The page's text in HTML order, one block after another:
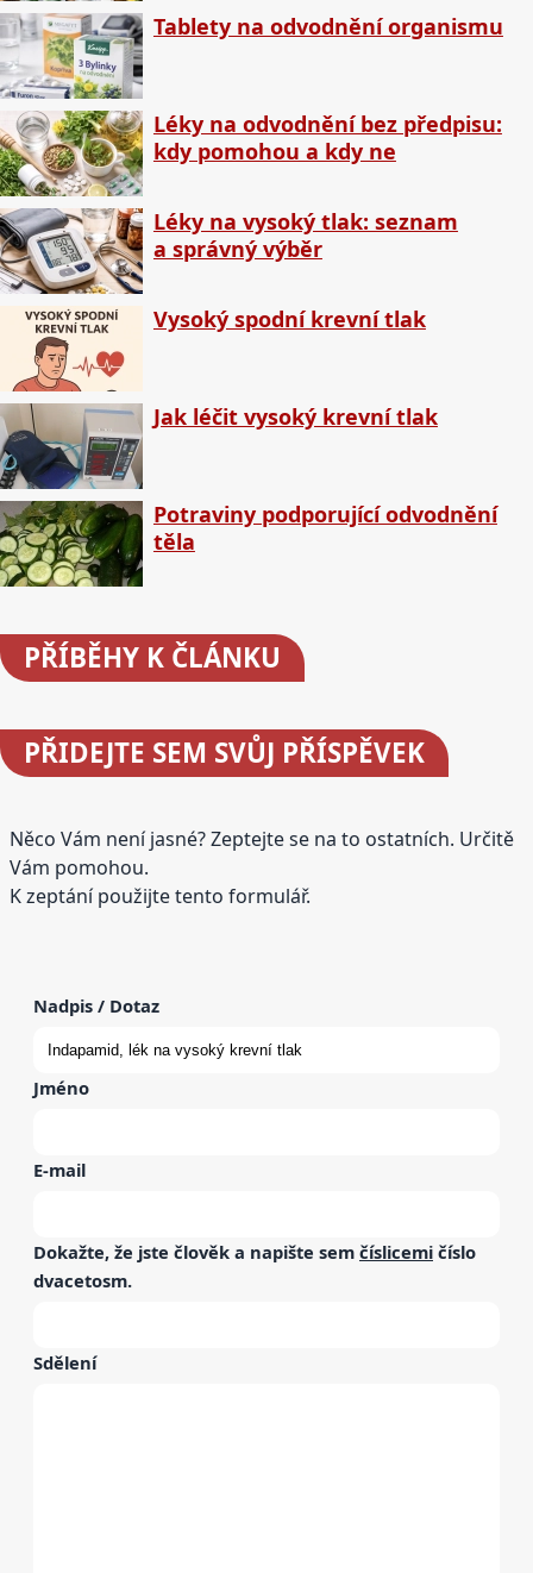
Tablety na odvodnění organismu
Léky na odvodnění bez předpisu:
kdy pomohou a kdy ne
Léky na vysoký tlak: seznam
a správný výběr
Vysoký spodní krevní tlak
Jak léčit vysoký krevní tlak
Potraviny podporující odvodnění
těla
PŘÍBĚHY K ČLÁNKU
PŘIDEJTE SEM SVŮJ PŘÍSPĚVEK
Něco Vám není jasné? Zeptejte se na to ostatních. Určitě
Vám pomohou.
K zeptání použijte tento formulář.
Nadpis / Dotaz
Jméno
E-mail
Dokažte, že jste člověk a napište sem číslicemi číslo
dvacetosm.
Sdělení